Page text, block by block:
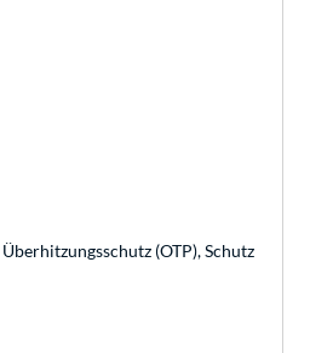
(OTP), Schutz